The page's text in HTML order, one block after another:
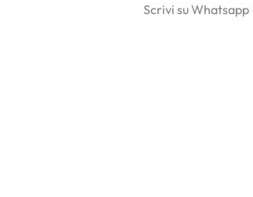
Scrivi su Whatsapp